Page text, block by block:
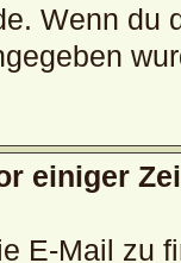
Wenn du
einiger
E-Mail zu